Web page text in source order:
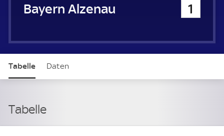
Bayern Alzenau
1
Tabelle Daten
Tabelle